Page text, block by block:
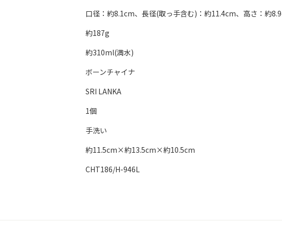
口径：約8.1cm、長径(取っ手含む)：約11.4cm、高さ：約
約187g
約310ml(満水)
ボーンチャイナ
SRI LANKA
1個
手洗い
約11.5cm×約13.5cm×約10.5cm
CHT186/H-946L